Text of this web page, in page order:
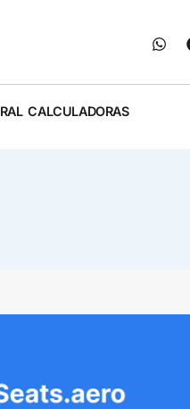
CALCULADORAS